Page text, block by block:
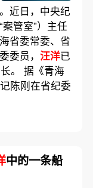
近日，中央纪
管室”）主任
省委常委、省
委员， 汪洋已
。 据《青海
陈刚在省纪委
中的一条船